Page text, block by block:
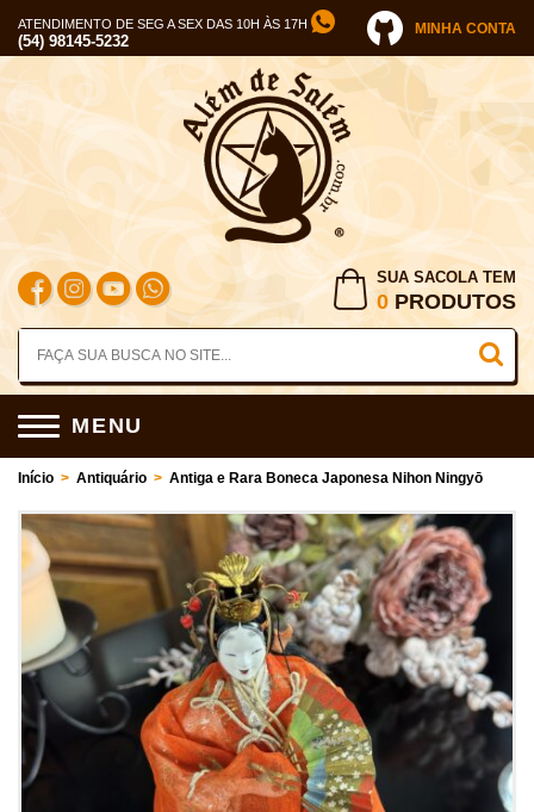
ATENDIMENTO DE SEG A SEX DAS 10H ÀS 17H
(54) 98145-5232
MINHA CONTA
SUA SACOLA TEM
0 PRODUTOS
MENU
Início > Antiquário > Antiga e Rara Boneca Japonesa Nihon Ningyō